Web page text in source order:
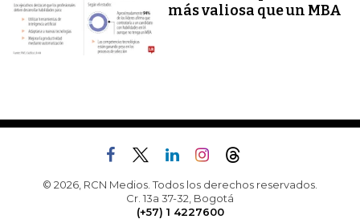
más valiosa que un MBA
© 2026, RCN Medios. Todos los derechos reservados.
Cr. 13a 37-32, Bogotá
(+57) 1 4227600